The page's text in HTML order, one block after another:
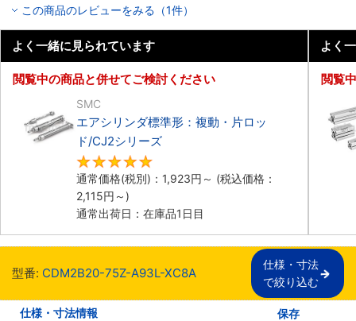
この商品のレビューをみる（1件）
よく一緒に見られています
閲覧中の商品と併せてご検討ください
SMC
エアシリンダ標準形：複動・片ロッ
ド/CJ2シリーズ
通常価格(税別)： 1,923円 ～ (税込価格：
2,115円 ～)
通常出荷日：在庫品1日目
よく
閲覧
型番: CDM2B20-75Z-A93L-XC8A
仕様・寸法
で絞り込む
仕様・寸法情報 保存